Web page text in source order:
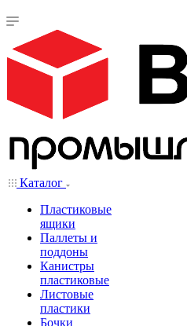
Каталог
Пластиковые
ящики
Паллеты и
поддоны
Канистры
пластиковые
Листовые
пластики
Бочки